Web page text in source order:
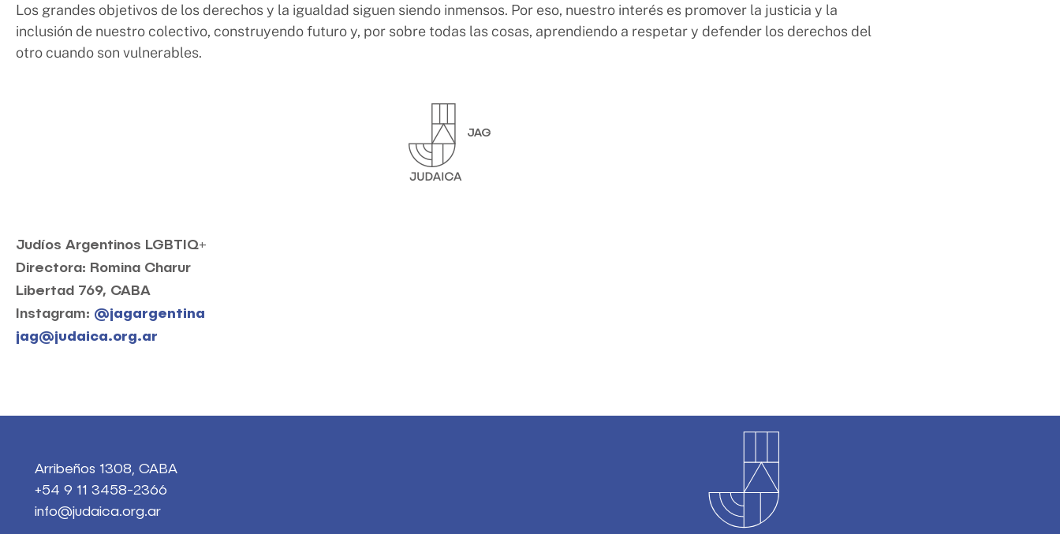
Los grandes objetivos de los derechos y la igualdad siguen siendo inmensos. Por eso, nuestro interés es promover la justicia y la
inclusión de nuestro colectivo, construyendo futuro y, por sobre todas las cosas, aprendiendo a respetar y defender los derechos del
otro cuando son vulnerables.
Judíos Argentinos LGBTIQ+
Directora: Romina Charur
Libertad 769, CABA
Instagram: @jagargentina
jag@judaica.org.ar
Arribeños 1308, CABA
+54 9 11 3458-2366
info@judaica.org.ar